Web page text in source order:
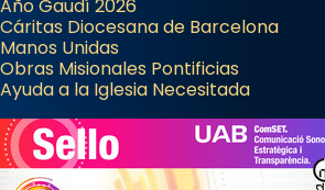
Año Gaudí 2026
Cáritas Diocesana de Barcelona
Manos Unidas
Obras Misionales Pontificias
Ayuda a la Iglesia Necesitada